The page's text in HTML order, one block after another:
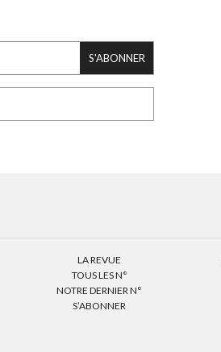
S'ABONNER
LA REVUE
TOUS LES N°
NOTRE DERNIER N°
S’ABONNER